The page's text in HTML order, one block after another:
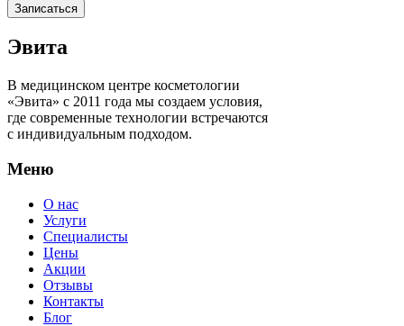
Записаться
Эвита
В медицинском центре косметологии
«Эвита» с 2011 года мы создаем условия,
где современные технологии встречаются
с индивидуальным подходом.
Меню
О нас
Услуги
Специалисты
Цены
Акции
Отзывы
Контакты
Блог